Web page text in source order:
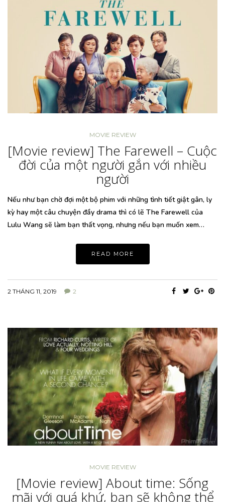
MOVIE REVIEW
[Movie review] The Farewell – Cuộc
đời của một người gắn với nhiều
người
Nếu như bạn chờ đợi một bộ phim với những tình tiết giật gân, ly
kỳ hay một câu chuyện đầy drama thì có lẽ The Farewell của
Lulu Wang sẽ làm bạn thất vọng, nhưng nếu bạn muốn xem…
READ MORE
2 THÁNG 11, 2019 2
MOVIE REVIEW
[Movie review] About time: Sống
mãi với quá khứ, bạn sẽ không thể